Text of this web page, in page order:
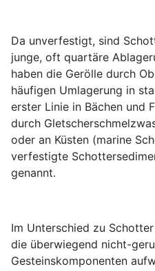
Da unverfestigt, sind
junge, oft quartäre
haben die Gerölle durch
häufigen Umlagerung in
erster Linie in Bächen und
durch
oder an Küsten (marine
verfestigte
genannt.
Im Unterschied zu
die überwiegend nicht-
Gesteinskomponenten